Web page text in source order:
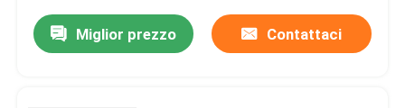
Miglior prezzo Contattaci